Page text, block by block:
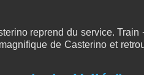
reprend du service. Train
de Casterino et